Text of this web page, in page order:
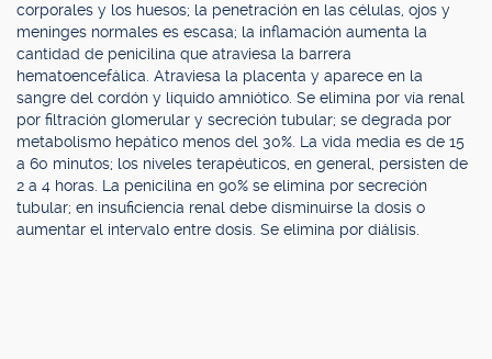
corporales y los huesos; la penetración en las células, ojos y
meninges normales es escasa; la inflamación aumenta la
cantidad de penicilina que atraviesa la barrera
hematoencefálica. Atraviesa la placenta y aparece en la
sangre del cordón y líquido amniótico. Se elimina por vía renal
por filtración glomerular y secreción tubular; se degrada por
metabolismo hepático menos del 30%. La vida media es de 15
a 60 minutos; los niveles terapéuticos, en general, persisten de
2 a 4 horas. La penicilina en 90% se elimina por secreción
tubular; en insuficiencia renal debe disminuirse la dosis o
aumentar el intervalo entre dosis. Se elimina por diálisis.